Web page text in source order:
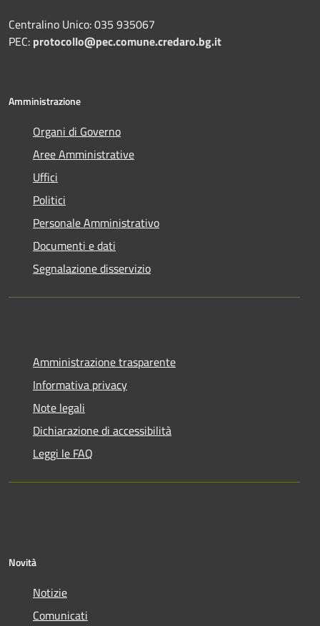
Centralino Unico: 035 935067
PEC: protocollo@pec.comune.credaro.bg.it
Amministrazione
Organi di Governo
Aree Amministrative
Uffici
Politici
Personale Amministrativo
Documenti e dati
Segnalazione disservizio
Amministrazione trasparente
Informativa privacy
Note legali
Dichiarazione di accessibilità
Leggi le FAQ
Novità
Notizie
Comunicati